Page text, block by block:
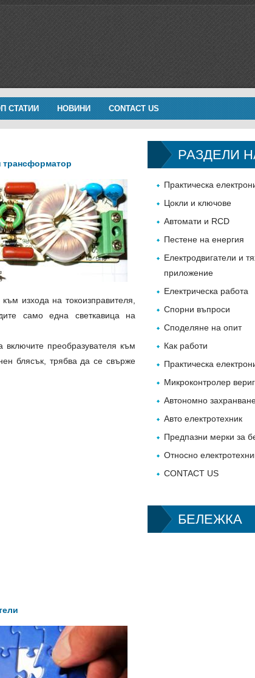
СТАТИИ НОВИНИ CONTACT US
трансформатор
изхода на токоизправителя,
само една светкавица на
преобразувателя към
блясък, трябва да се свърже
РАЗДЕЛИ
Практическа
Цокли и ключове
Автомати и RCD
Пестене на енергия
Електродвигатели и
приложение
Електрическа работа
Спорни въпроси
Споделяне на опит
Как работи
Практическа
Микроконтролер
Автономно
Авто електротехник
Предпазни мерки за
Относно
CONTACT US
БЕЛЕЖКА